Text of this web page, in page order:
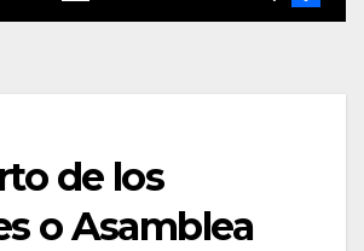
de los
o Asamblea